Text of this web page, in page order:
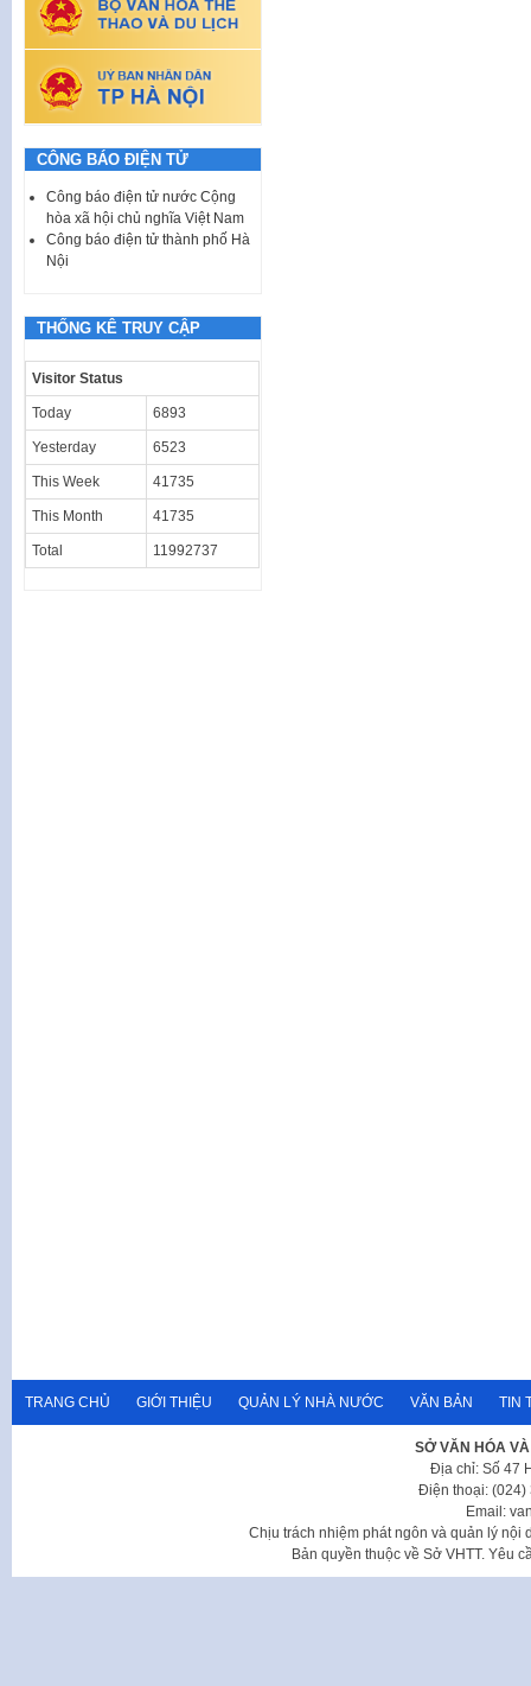
CÔNG BÁO ĐIỆN TỬ
Công báo điện tử nước Cộng
hòa xã hội chủ nghĩa Việt Nam
Công báo điện tử thành phố Hà
Nội
THỐNG KÊ TRUY CẬP
Visitor Status
Today 6893
Yesterday 6523
This Week 41735
This Month 41735
Total 11992737
TRANG CHỦ GIỚI THIỆU QUẢN LÝ NHÀ NƯỚC VĂN BẢN TIN
SỞ VĂN HÓA
Địa chỉ: Số 47
Điện thoại: (024)
Email:
Chịu trách nhiệm phát ngôn và quản lý nội
Bản quyền thuộc về Sở VHTT. Yêu